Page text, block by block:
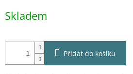
cena:
Skladem
Přidat do košíku